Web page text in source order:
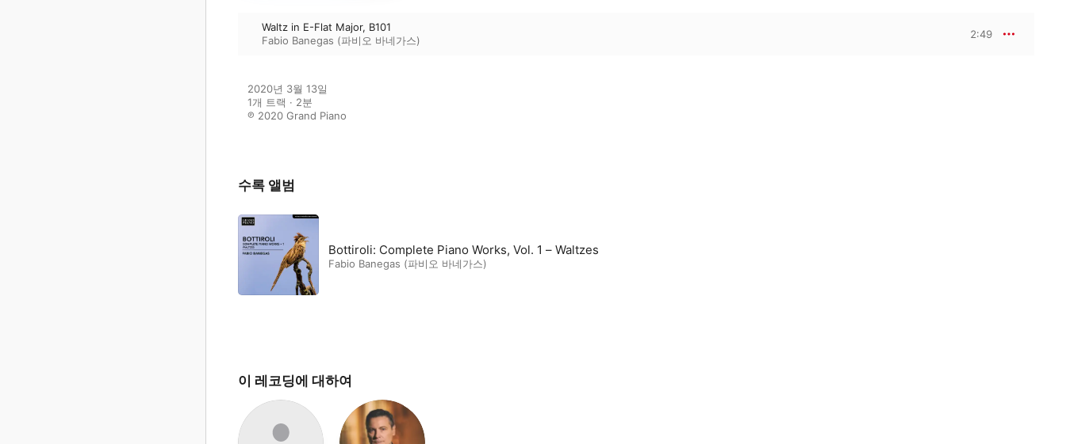
Waltz in E-Flat Major, B101
Fabio Banegas (파비오 바네가스)
2:49
2020년 3월 13일
1개 트랙 · 2분
℗ 2020 Grand Piano
수록 앨범
Bottiroli: Complete Piano Works, Vol. 1 – Waltzes
Fabio Banegas (파비오 바네가스)
이 레코딩에 대하여